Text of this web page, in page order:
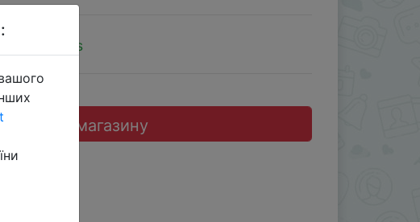
Coins
до магазину